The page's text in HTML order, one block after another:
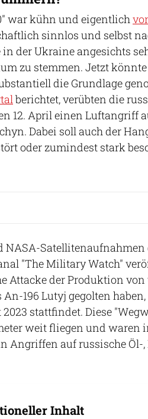
war kühn und eigentlich
sinnlos und selbst
der Ukraine angesichts
zu stemmen. Jetzt könnte
die Grundlage
berichtet, verübten die
12. April einen Luftangriff
Dabei soll auch der
oder zumindest stark
NASA-Satellitenaufnahmen
"The Military Watch"
Attacke der Produktion
196 Lutyj gegolten
stattfindet. Diese
weit fliegen und waren
Angriffen auf russische Öl-
Inhalt